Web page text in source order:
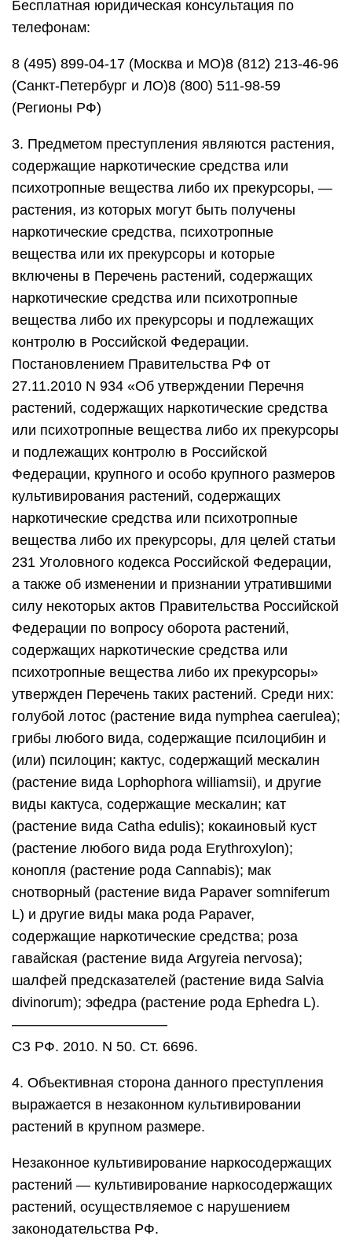
Бесплатная юридическая консультация по
телефонам:
8 (495) 899-04-17 (Москва и МО)8 (812) 213-46-96
(Санкт-Петербург и ЛО)8 (800) 511-98-59
(Регионы РФ)
3. Предметом преступления являются растения,
содержащие наркотические средства или
психотропные вещества либо их прекурсоры, —
растения, из которых могут быть получены
наркотические средства, психотропные
вещества или их прекурсоры и которые
включены в Перечень растений, содержащих
наркотические средства или психотропные
вещества либо их прекурсоры и подлежащих
контролю в Российской Федерации.
Постановлением Правительства РФ от
27.11.2010 N 934 «Об утверждении Перечня
растений, содержащих наркотические средства
или психотропные вещества либо их прекурсоры
и подлежащих контролю в Российской
Федерации, крупного и особо крупного размеров
культивирования растений, содержащих
наркотические средства или психотропные
вещества либо их прекурсоры, для целей статьи
231 Уголовного кодекса Российской Федерации,
а также об изменении и признании утратившими
силу некоторых актов Правительства Российской
Федерации по вопросу оборота растений,
содержащих наркотические средства или
психотропные вещества либо их прекурсоры»
утвержден Перечень таких растений. Среди них:
голубой лотос (растение вида nymphea caerulea);
грибы любого вида, содержащие псилоцибин и
(или) псилоцин; кактус, содержащий мескалин
(растение вида Lophophora williamsii), и другие
виды кактуса, содержащие мескалин; кат
(растение вида Catha edulis); кокаиновый куст
(растение любого вида рода Erythroxylon);
конопля (растение рода Cannabis); мак
снотворный (растение вида Papaver somniferum
L) и другие виды мака рода Papaver,
содержащие наркотические средства; роза
гавайская (растение вида Argyreia nervosa);
шалфей предсказателей (растение вида Salvia
divinorum); эфедра (растение рода Ephedra L).
———————————
СЗ РФ. 2010. N 50. Ст. 6696.
4. Объективная сторона данного преступления
выражается в незаконном культивировании
растений в крупном размере.
Незаконное культивирование наркосодержащих
растений — культивирование наркосодержащих
растений, осуществляемое с нарушением
законодательства РФ.